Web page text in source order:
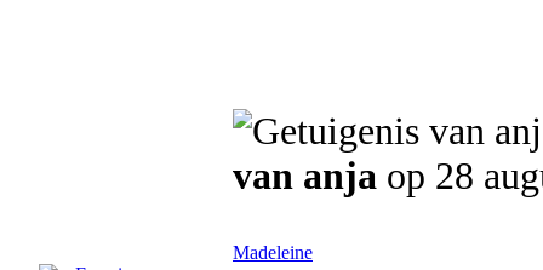
van anja op 28
Madeleine